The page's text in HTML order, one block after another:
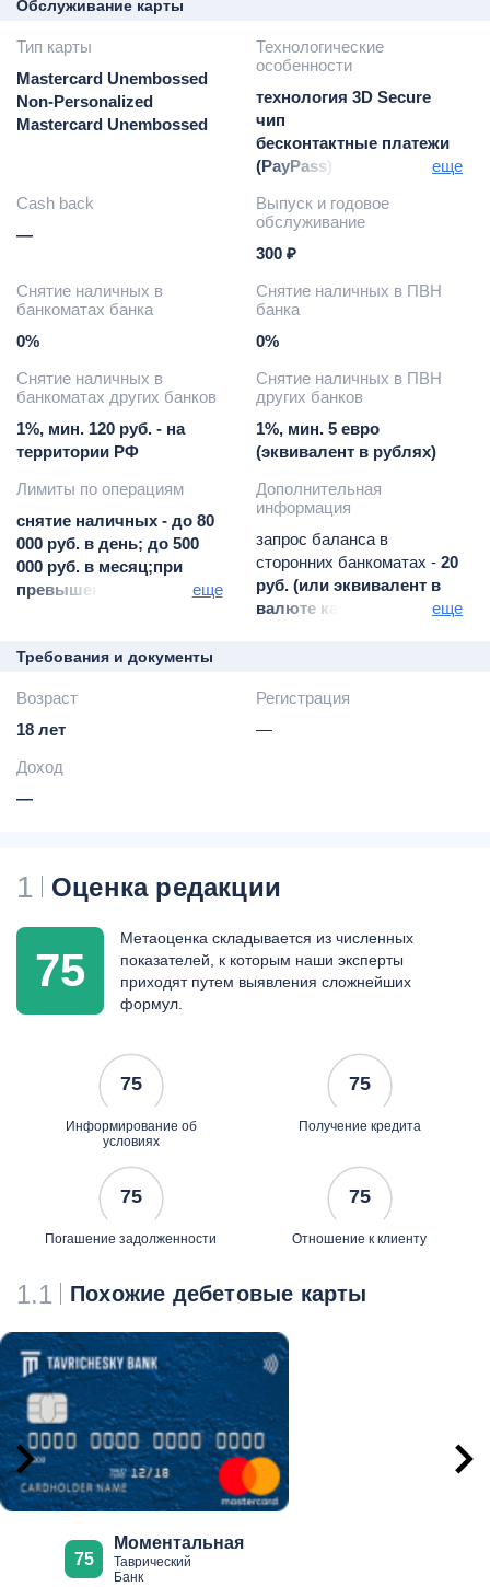
Обслуживание карты
Тип карты
Mastercard Unembossed
Non-Personalized
Mastercard Unembossed
Технологические
особенности
технология 3D Secure
чип
бесконтактные платежи
(PayPass)
карты
бесконтактная оплата
проезда (БОП)
бесконтактная оплата
услуг общественного
пассажирского
транспорта по
транспортному
приложению
предусмотрена в
городах: Казань,
Н.Челны, Альметьевск,
Нижнекамск,
Зеленодольск
возможность привязки к
Google Pay / Apple Pay /
Samsung Pay
еще
Cash back
—
Выпуск и годовое
обслуживание
300 ₽
Снятие наличных в
банкоматах банка
0%
Снятие наличных в ПВН
банка
0%
Снятие наличных в
банкоматах других банков
1%, мин. 120 руб. - на
территории РФ
Снятие наличных в ПВН
других банков
1%, мин. 5 евро
(эквивалент в рублях)
Лимиты по операциям
снятие наличных - до 80
000 руб. в день; до 500
000 руб. в месяц;при
превышении суточного
снятия:
еще
Дополнительная
информация
запрос баланса в
сторонних банкоматах -20
руб. (или эквивалент в
валюте карты) за
изменение ПИН-кода -
пакет "Максимум"- 59 руб.
ежемесячно
партнерах программы
"Наличные с покупкой"
покупках у партнеров
еще
Требования и документы
Возраст
18 лет
Регистрация
—
Доход
—
1 Оценка редакции
75
Метаоценка складывается из численных
показателей, к которым наши эксперты
приходят путем выявления сложнейших
формул.
75
Информирование об
условиях
75
Получение кредита
75
Погашение задолженности
75
Отношение к клиенту
1.1 Похожие дебетовые карты
75
Моментальная
Таврический
Банк